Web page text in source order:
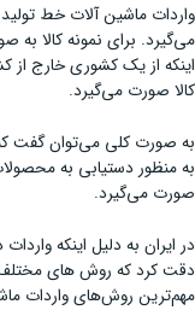
واردات ماشین آلات خط
می‌گیرد. برای نمونه کالا
اینکه از یک کشوری خارج از
کالا صورت می‌گیرد.
به صورت کلی می‌توان گفت
به منظور دستیابی به
صورت می‌گیرد.
در ایران به دلیل اینکه
دقت کرد که روش های مختلف
مهم‌ترین روش‌های واردات